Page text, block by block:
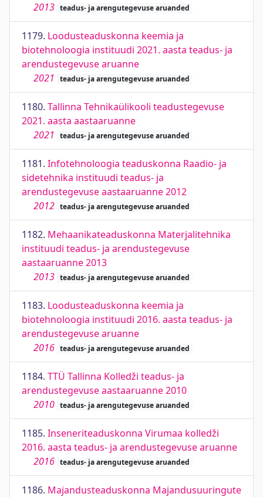
2013 teadus- ja arengutegevuse aruanded
1179. Loodusteaduskonna keemia ja
biotehnoloogia instituudi 2021. aasta teadus- ja
arendustegevuse aruanne
2021
teadus- ja arengutegevuse aruanded
1180. Tallinna Tehnikaülikooli teadustegevuse
2021. aasta aastaaruanne
2021
teadus- ja arengutegevuse aruanded
1181. Infotehnoloogia teaduskonna Raadio- ja
sidetehnika instituudi teadus- ja
arendustegevuse aastaaruanne 2012
2012 teadus- ja arengutegevuse aruanded
1182. Mehaanikateaduskonna Materjalitehnika
instituudi teadus- ja arendustegevuse
aastaaruanne 2013
2013 teadus- ja arengutegevuse aruanded
1183. Loodusteaduskonna keemia ja
biotehnoloogia instituudi 2016. aasta teadus- ja
arendustegevuse aruanne
2016 teadus- ja arengutegevuse aruanded
1184. TTÜ Tallinna Kolledži teadus- ja
arendustegevuse aastaaruanne 2010
2010 teadus- ja arengutegevuse aruanded
1185. Inseneriteaduskonna Virumaa kolledži
2016. aasta teadus- ja arendustegevuse aruanne
2016 teadus- ja arengutegevuse aruanded
1186. Majandusteaduskonna Majandusuuringute